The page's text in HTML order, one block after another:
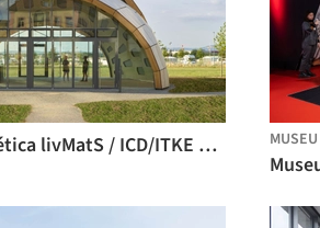
Casca Biomimética livMatS / ICD/ITKE Universidade de Stuttgart + IntCDC MUSEU